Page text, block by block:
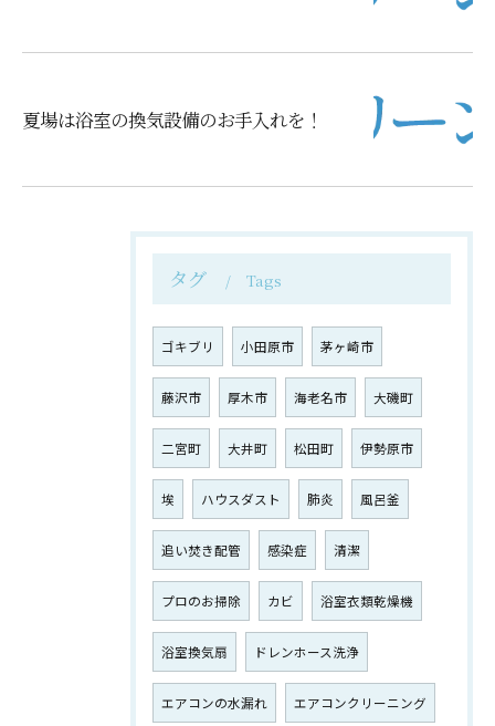
夏場は浴室の換気設備のお手入れを！
タグ Tags
ゴキブリ 小田原市 茅ヶ崎市
藤沢市 厚木市 海老名市 大磯町
二宮町 大井町 松田町 伊勢原市
埃 ハウスダスト 肺炎 風呂釜
追い焚き配管 感染症 清潔
プロのお掃除 カビ 浴室衣類乾燥機
浴室換気扇 ドレンホース洗浄
エアコンの水漏れ エアコンクリーニング
お気軽にお問い合わせください